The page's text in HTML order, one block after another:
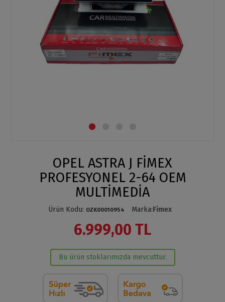
OPEL ASTRA J FİMEX
PROFESYONEL 2-64 OEM
MULTİMEDİA
Ürün Kodu: OZK00010954 Marka:Fimex
6.999,00 TL
Bu ürün stoklarımızda mevcuttur.